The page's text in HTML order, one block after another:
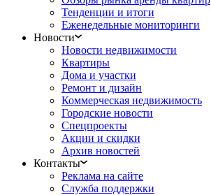
Тенденции и итоги
Еженедельные мониторинги
Новости
Новости недвижимости
Квартиры
Дома и участки
Ремонт и дизайн
Коммерческая недвижимость
Городские новости
Спецпроекты
Акции и скидки
Архив новостей
Контакты
Реклама на сайте
Служба поддержки